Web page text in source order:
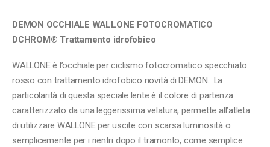
DEMON OCCHIALE WALLONE FOTOCROMATICO
DCHROM® Trattamento idrofobico
WALLONE è l’occhiale per ciclismo fotocromatico specchiato
rosso con trattamento idrofobico novità di DEMON. La
particolarità di questa speciale lente è il colore di partenza:
caratterizzato da una leggerissima velatura, permette all’atleta
di utilizzare WALLONE per uscite con scarsa luminosità o
semplicemente per i rientri dopo il tramonto, come semplice